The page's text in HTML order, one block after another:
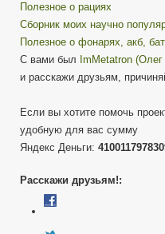
Полезное о рациях
Сборник моих научно
Полезное о фонарях, акб,
С вами был ImMetatron
и расскажи друзьям,
Если вы хотите помочь
удобную для вас сумму
Яндекс Деньги:
Расскажи друзьям!: